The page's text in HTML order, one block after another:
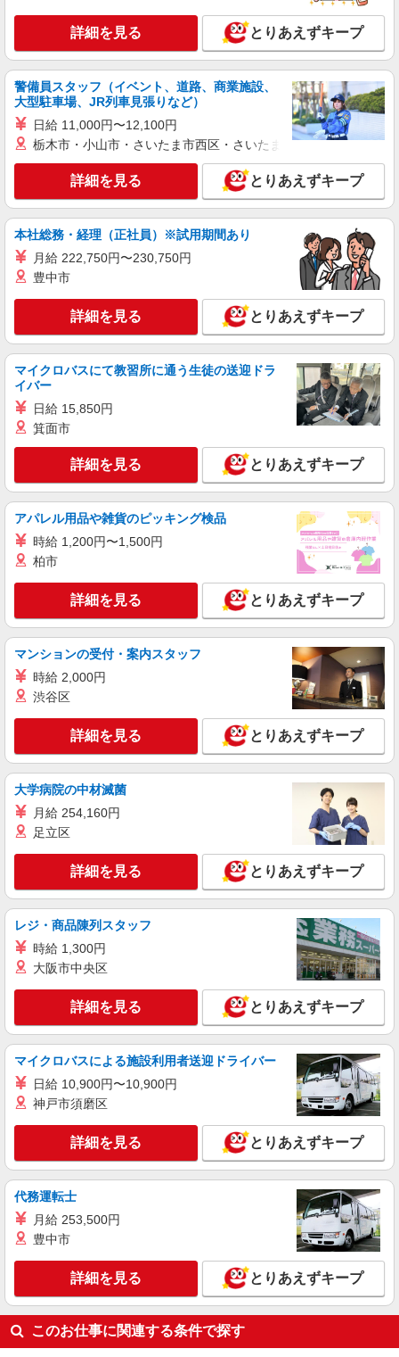
給 通勤手当 年末年始手当：380円/時 寸志あり：
年2回（6月・12月） ※業績による 特別報酬：平
均34.1万円（最高額135万円） ※2025年6月支給実
績 ※処遇改善手当は試用期間中(3ヶ月)は支給なし
埼玉県草加市新栄町3-11-3
キープ 詳細を見る
アルバイト パート
株式会社ミライエ ぱあとなあ
夜勤専従 ペット共生型障がい者グループホー
ムのお仕事
□給与例：時給1,141円、16:00〜9:00まで勤務 日
給：19,400円
新栄GH：草加市新栄2-9-9 草加市氷川町、西
町、新栄 ホームが複数御座います♪
キープ 詳細を見る
株式会社kotrio /●SI-H-2102006
デイサービスSTAFF｜面接なし！履歴書不
要！未経験＆無資格OK◎
時給1600円〜2250円 ＜日払い有/週払い有/交
キープ 詳細を見る
派遣社員
株式会社トラストグロース 新宿本社 第3営業部
サービス付き高齢者向け住宅での夜専介護士
1夜勤：25200円〜29700円 ※資格や経験など
埼玉県草加市
キープ 詳細を見る
派遣社員
株式会社トラストグロース 新宿本社 第3営業部
サービス付き高齢者向け住宅での介護士
時給：初任者研修1550円/実務者研修1600円/介
護福祉士1650円 ※資格や経験などにより異なる
キープ 詳細を見る
株式会社kotrio /●SI-H-2101867
高齢者マンション★日払いOKで急な出費に対
時給1600円〜2250円 ＜日払い有/週払い有/交
キープ 詳細を見る
職業紹介
株式会社kotrio /●SW-S-2097699
≪草加駅≫障がい者支援員さん募集★送迎・軽
【正社員】月給240,000〜400,000円 ・基本
給：200,000円〜220,000円 ・資格手当：10,000〜
30,000円 ・役職手当：10,000〜70,000円 ・処遇改
善手当：20,000〜60,000円（勤続年数、保有資格
により変動） ・固定残業手当：20,000円（10時
間） ※固定残業時間を超過する場合には超過勤務
手当として別途支給 ・夜勤手当：10,000円/1回
歓迎 ・認知症介護基礎研修 ・初任者研修 ・実務
者研修 ・介護福祉士 など
埼玉県草加市
キープ 詳細を見る
デイサービス ソラスト草加/1180000043-003
介護職員（ヘルパー）（役職なし）
時給1,245円
埼玉県草加市草加1-10-1
詳細を見る とりあえずキープ
警備員スタッフ（イベント、道路、商業施設、
大型駐車場、JR列車見張りなど）
日給 11,000円〜12,100円
栃木市・小山市・さいたま市西区・さいたま市岩槻区・久喜市・
詳細を見る とりあえずキープ
本社総務・経理（正社員）※試用期間あり
月給 222,750円〜230,750円
豊中市
詳細を見る とりあえずキープ
マイクロバスにて教習所に通う生徒の送迎ドラ
イバー
日給 15,850円
箕面市
詳細を見る とりあえずキープ
アパレル用品や雑貨のピッキング検品
時給 1,200円〜1,500円
柏市
詳細を見る とりあえずキープ
マンションの受付・案内スタッフ
時給 2,000円
渋谷区
詳細を見る とりあえずキープ
大学病院の中材滅菌
月給 254,160円
足立区
詳細を見る とりあえずキープ
レジ・商品陳列スタッフ
時給 1,300円
大阪市中央区
詳細を見る とりあえずキープ
マイクロバスによる施設利用者送迎ドライバー
日給 10,900円〜10,900円
神戸市須磨区
詳細を見る とりあえずキープ
代務運転士
月給 253,500円
豊中市
詳細を見る とりあえずキープ
このお仕事に関連する条件で探す